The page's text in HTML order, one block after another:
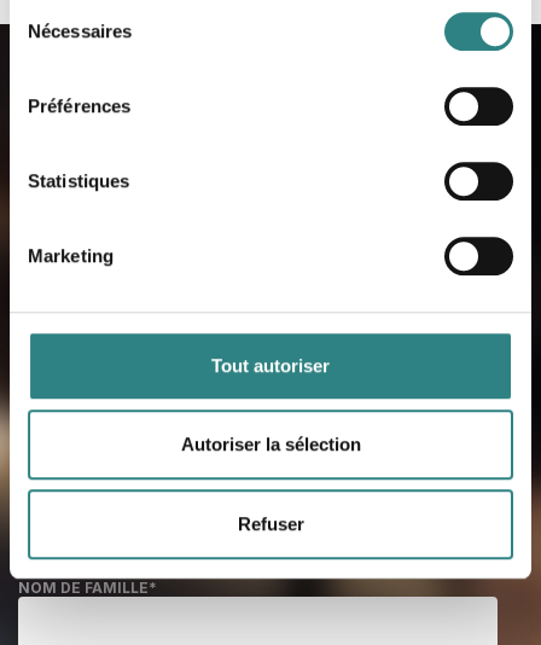
Nécessaires
Préférences
Statistiques
Marketing
Tout autoriser
Autoriser la sélection
Refuser
Lorsque vous aurez inscrit vos
coordonnées, vous serez contactés par
un de nos experts qualifiés qui vous en
montrera comment ils fonctionnent en
PRÉNOM*
NOM DE FAMILLE*